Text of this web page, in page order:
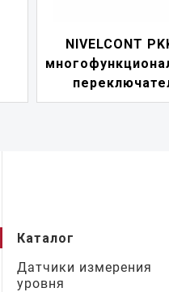
NIVELCONT
Каталог
Датчики измерения
уровня